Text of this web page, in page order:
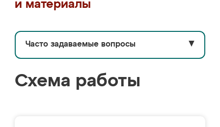
и материалы
Часто задаваемые вопросы ▼
Схема работы